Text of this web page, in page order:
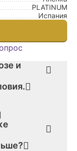
PLATINUM
Испания
и